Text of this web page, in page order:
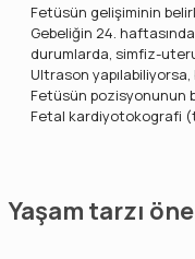
Fetüsün gelişiminin
Gebeliğin 24.
durumlarda, simfiz-
Ultrason
Fetüsün pozisyonunun
Fetal kardiyotokografi
Yaşam tarzı